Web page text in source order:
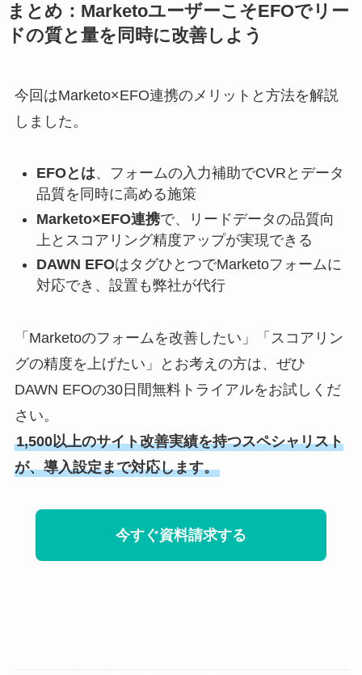
まとめ：MarketoユーザーこそEFOでリー
ドの質と量を同時に改善しよう
今回はMarketo×EFO連携のメリットと方法を解説
しました。
EFOとは、フォームの入力補助でCVRとデータ
品質を同時に高める施策
Marketo×EFO連携で、リードデータの品質向
上とスコアリング精度アップが実現できる
DAWN EFOはタグひとつでMarketoフォームに
対応でき、設置も弊社が代行
「Marketoのフォームを改善したい」「スコアリン
グの精度を上げたい」とお考えの方は、ぜひ
DAWN EFOの30日間無料トライアルをお試しくだ
さい。
1,500以上のサイト改善実績を持つスペシャリスト
が、導入設定まで対応します。
今すぐ資料請求する